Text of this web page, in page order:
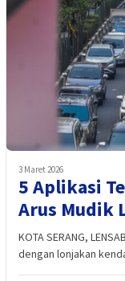
3 Maret 2026
5 Aplikasi
Arus Mudik
KOTA SERANG,
dengan lonjakan